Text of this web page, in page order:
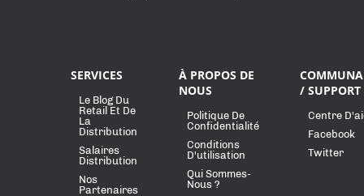
SERVICES
Le Blog Du
Retail Et De
La
Distribution
Salaires
Distribution
Nos
Partenaires
À PROPOS DE
NOUS
Politique De
Confidentialité
Conditions
D'utilisation
Qui Sommes-
Nous ?
/ SUPPORT
Centre
Facebook
Twitter